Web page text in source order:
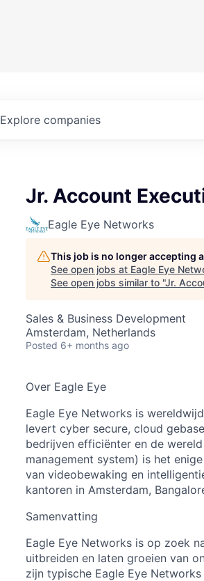
Explore companies
Jr. Account
Eagle Eye Networks
This job is no longer accepting
See open jobs at Eagle Eye
See open jobs similar to "Jr.
Sales & Business Development
Amsterdam, Netherlands
Posted 6+ months ago
Over Eagle Eye
Eagle Eye Networks is
levert cyber secure, cloud
bedrijven efficiënter en de
management system) is het
van videobewaking en
kantoren in Amsterdam,
Samenvatting
Eagle Eye Networks is op zoek
uitbreiden en laten groeien van
zijn typische Eagle Eye